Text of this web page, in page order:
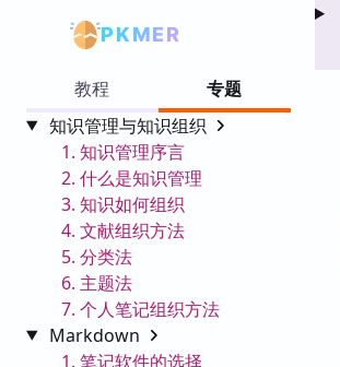
PKMER
教程
专题
知识管理与知识组织
1. 知识管理序言
2. 什么是知识管理
3. 知识如何组织
4. 文献组织方法
5. 分类法
6. 主题法
7. 个人笔记组织方法
Markdown
1. 笔记软件的选择